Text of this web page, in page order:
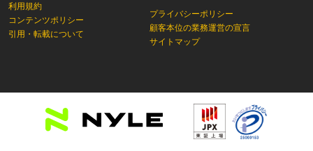
利用規約
コンテンツポリシー
引用・転載について
プライバシーポリシー
顧客本位の業務運営の宣言
サイトマップ